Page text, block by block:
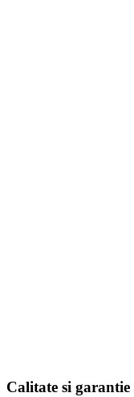
Calitate si garantie